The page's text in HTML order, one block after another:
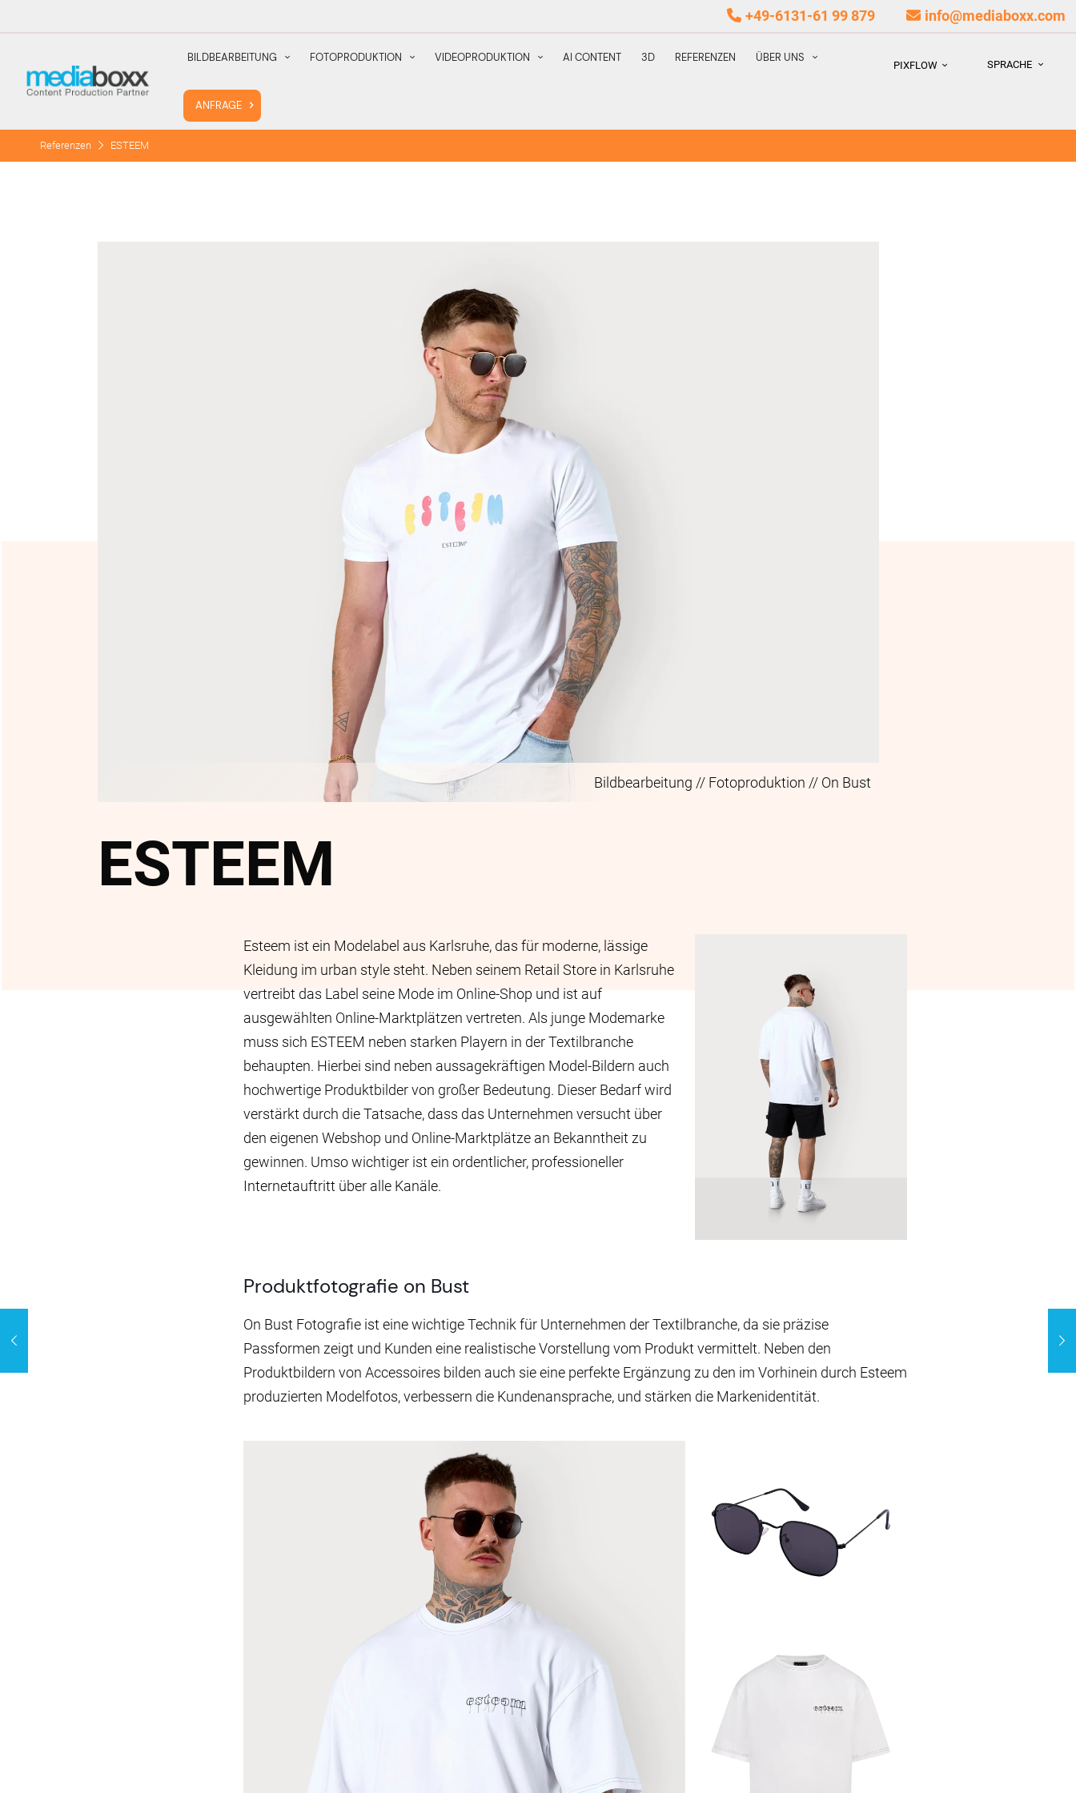
+49-6131-61 99 879 info@mediaboxx.com
BILDBEARBEITUNG FOTOPRODUKTION VIDEOPRODUKTION AI CONTENT 3D REFERENZEN ÜBER UNS
ANFRAGE
PIXFLOW SPRACHE
Referenzen ESTEEM
Bildbearbeitung // Fotoproduktion // On Bust
ESTEEM
Esteem ist ein Modelabel aus Karlsruhe, das für moderne, lässige
Kleidung im urban style steht. Neben seinem Retail Store in Karlsruhe
vertreibt das Label seine Mode im Online-Shop und ist auf
ausgewählten Online-Marktplätzen vertreten. Als junge Modemarke
muss sich ESTEEM neben starken Playern in der Textilbranche
behaupten. Hierbei sind neben aussagekräftigen Model-Bildern auch
hochwertige Produktbilder von großer Bedeutung. Dieser Bedarf wird
verstärkt durch die Tatsache, dass das Unternehmen versucht über
den eigenen Webshop und Online-Marktplätze an Bekanntheit zu
gewinnen. Umso wichtiger ist ein ordentlicher, professioneller
Internetauftritt über alle Kanäle.
Produktfotografie on Bust
On Bust Fotografie ist eine wichtige Technik für Unternehmen der Textilbranche, da sie präzise
Passformen zeigt und Kunden eine realistische Vorstellung vom Produkt vermittelt. Neben den
Produktbildern von Accessoires bilden auch sie eine perfekte Ergänzung zu den im Vorhinein durch Esteem
produzierten Modelfotos, verbessern die Kundenansprache, und stärken die Markenidentität.